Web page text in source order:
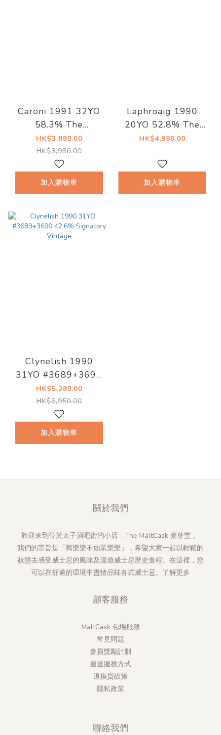
Caroni 1991 32YO
58.3% The
Whiskyfind《動物夫
人 - 紅䴉夫人》
HK$3,880.00
HK$3,980.00
加入購物車
Laphroaig 1990
20YO 52.8% The
Nectar Of The Daily
HK$4,980.00
加入購物車
Clynelish 1990
31YO #3689+3690
42.6% Signatory
Vintage
HK$5,280.00
HK$6,950.00
加入購物車
關於我們
歡迎來到位於太子酒吧街的小店 - The MaltCask 麥芽堂 。
我們的宗旨是「獨樂樂不如眾樂樂」，希望大家一起以輕鬆的
狀態去感受威士忌的風味及漫遊威士忌歷史進程。在這裡，您
可以在舒適的環境中盡情品味各式威士忌。 了解更多
顧客服務
MaltCask 包場服務
常見問題
會員獎勵計劃
運送服務方式
退換貨政策
隱私政策
聯絡我們